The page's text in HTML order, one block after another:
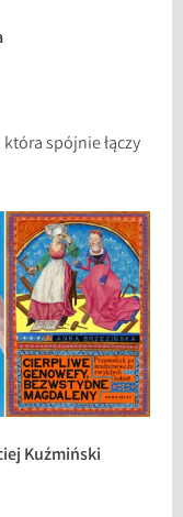
spójnie łączy
Kuźmiński